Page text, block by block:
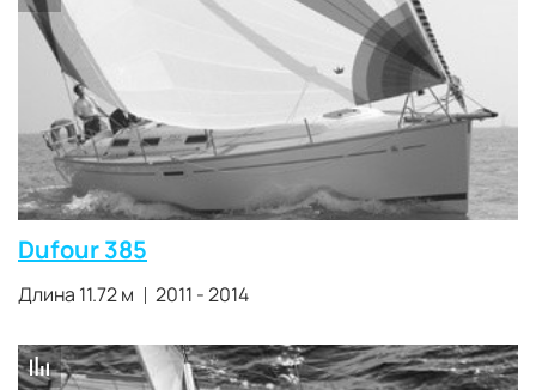
Dufour 385
Длина 11.72 м 2011 - 2014